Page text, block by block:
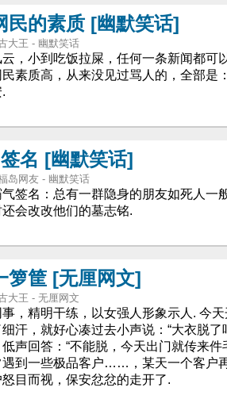
民的素质 [幽默笑话]
大王 - 幽默笑话
小到吃饭拉屎，任何一条新闻都可
民素质高，从来没见过骂人的，全部是
名 [幽默笑话]
岛网友 - 幽默笑话
名：总有一群隐身的朋友如死人一
会改改他们的墓志铭.
箩筐 [无厘网文]
大王 - 无厘网文
精明干练，以女强人形象示人. 今天
汗，就好心凑过去小声说：“大衣脱了
低声回答：“不能脱，今天出门就传
遇到一些极品客户……，某天一个客户
目而视，保安忿忿的走开了.